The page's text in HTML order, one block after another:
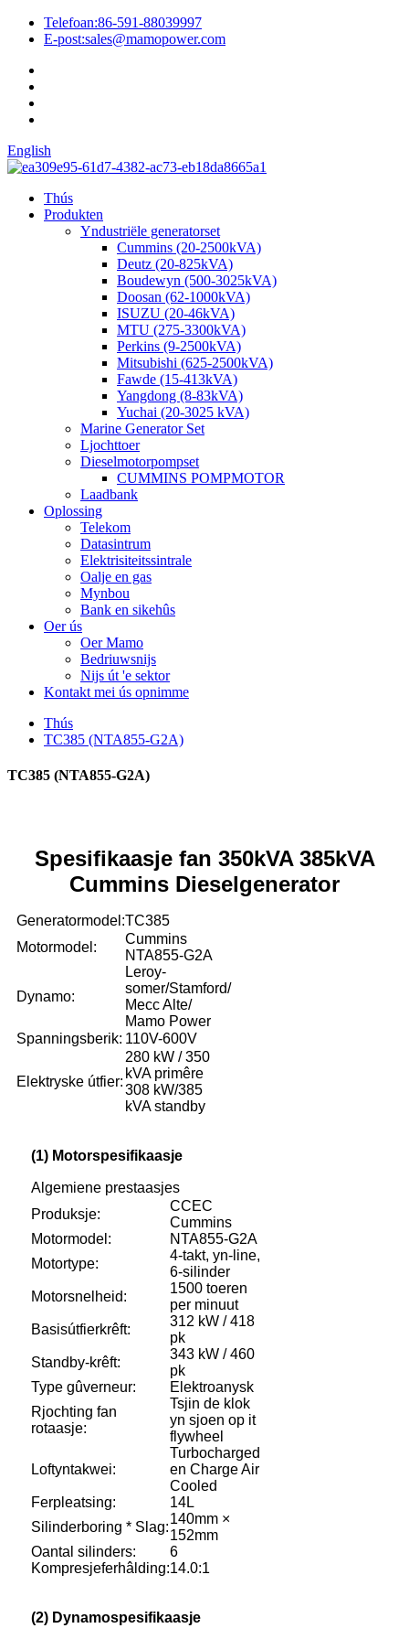
Telefoan:86-591-88039997
E-post:sales@mamopower.com
English
Thús
Produkten
Yndustriële generatorset
Cummins (20-2500kVA)
Deutz (20-825kVA)
Boudewyn (500-3025kVA)
Doosan (62-1000kVA)
ISUZU (20-46kVA)
MTU (275-3300kVA)
Perkins (9-2500kVA)
Mitsubishi (625-2500kVA)
Fawde (15-413kVA)
Yangdong (8-83kVA)
Yuchai (20-3025 kVA)
Marine Generator Set
Ljochttoer
Dieselmotorpompset
CUMMINS POMPMOTOR
Laadbank
Oplossing
Telekom
Datasintrum
Elektrisiteitssintrale
Oalje en gas
Mynbou
Bank en sikehûs
Oer ús
Oer Mamo
Bedriuwsnijs
Nijs út 'e sektor
Kontakt mei ús opnimme
Thús
TC385 (NTA855-G2A)
TC385 (NTA855-G2A)
Spesifikaasje fan 350kVA 385kVA
Cummins Dieselgenerator
Generatormodel:TC385
Motormodel:
Cummins
NTA855-G2A
Dynamo:
Leroy-
somer/Stamford/
Mecc Alte/
Mamo Power
Spanningsberik: 110V-600V
Elektryske útfier:
280 kW / 350
kVA primêre
308 kW/385
kVA standby
(1) Motorspesifikaasje
Algemiene prestaasjes
Produksje:
CCEC
Cummins
Motormodel:
NTA855-G2A
Motortype:
4-takt, yn-line,
6-silinder
Motorsnelheid:
1500 toeren
per minuut
Basisútfierkrêft:
312 kW / 418
pk
Standby-krêft:
343 kW / 460
pk
Type gûverneur:
Elektroanysk
Rjochting fan
rotaasje:
Tsjin de klok
yn sjoen op it
flywheel
Loftyntakwei:
Turbocharged
en Charge Air
Cooled
Ferpleatsing:
14L
Silinderboring * Slag:
140mm ×
152mm
Oantal silinders:
6
Kompresjeferhâlding:14.0:1
(2) Dynamospesifikaasje